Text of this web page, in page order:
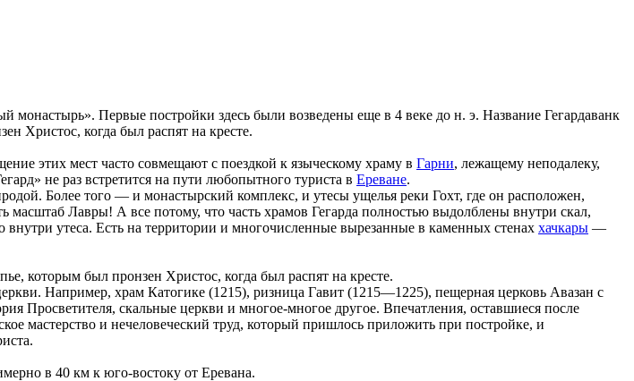
Первые постройки здесь были возведены еще в 4 веке до н. э. Название Гегардаванк
Христос, когда был распят на кресте.
этих мест часто совмещают с поездкой к языческому храму в Гарни, лежащему неподалеку,
не раз встретится на пути любопытного туриста в Ереване.
Более того — и монастырский комплекс, и утесы ущелья реки Гохт, где он расположен,
Лавры! А все потому, что часть храмов Гегарда полностью выдолблены внутри скал,
утеса. Есть на территории и многочисленные вырезанные в каменных стенах хачкары —
которым был пронзен Христос, когда был распят на кресте.
Например, храм Катогике (1215), ризница Гавит (1215—1225), пещерная церковь Авазан с
Просветителя, скальные церкви и многое-многое другое. Впечатления, оставшиеся после
мастерство и нечеловеческий труд, который пришлось приложить при постройке, и
в 40 км к юго-востоку от Еревана.